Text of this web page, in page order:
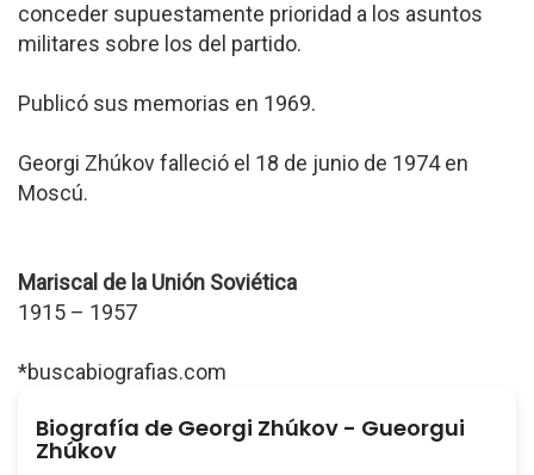
conceder supuestamente prioridad a los asuntos
militares sobre los del partido.
Publicó sus memorias en 1969.
Georgi Zhúkov falleció el 18 de junio de 1974 en
Moscú.
Mariscal de la Unión Soviética
1915 – 1957
*buscabiografias.com
Biografía de Georgi Zhúkov - Gueorgui
Zhúkov